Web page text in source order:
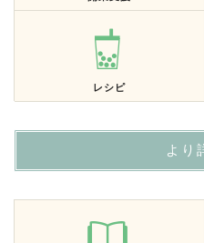
レシピ
より